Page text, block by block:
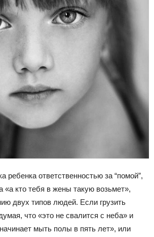
ребенка ответственностью за “помой”,
«а кто тебя в жены такую возьмет»,
двух типов людей. Если грузить
что «это не свалится с неба» и
мыть полы в пять лет», или